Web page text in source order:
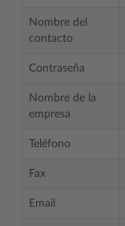
Nombre del
contacto
Contraseña
Nombre de la
empresa
Teléfono
Fax
Email